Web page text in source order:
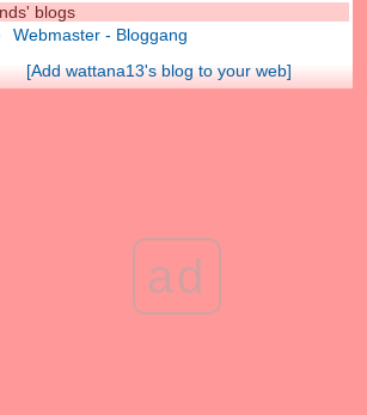
blogs
Webmaster - Bloggang
[Add wattana13's blog to your web]
ad